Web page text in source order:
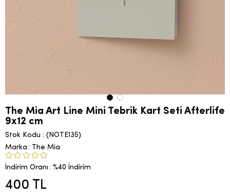
The Mia Art Line Mini Tebrik Kart Seti Afterlife
9x12 cm
Stok Kodu
(NOTE135)
Marka : The Mia
İndirim Oranı : %40 İndirim
400 TL